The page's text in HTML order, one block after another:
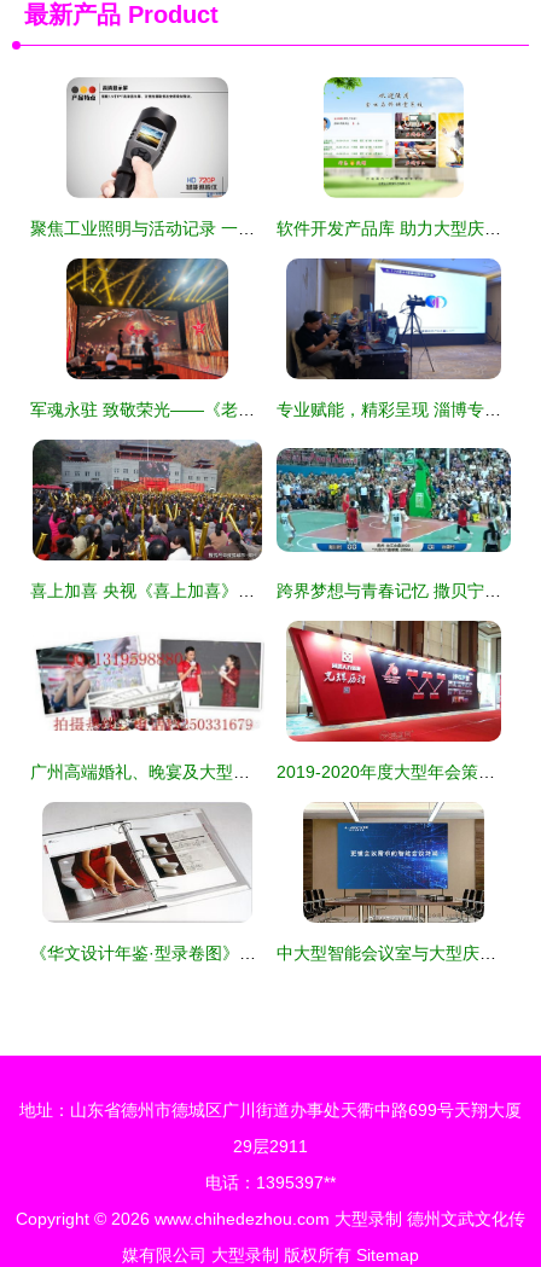
最新产品 Product
地址：山东省德州市德城区广川街道办事处天衢中路699号天翔大厦
29层2911
电话：1395397**
Copyright © 2026 www.chihedezhou.com 大型录制 德州文武文化传
媒有限公司 大型录制 版权所有 Sitemap